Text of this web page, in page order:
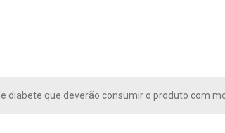
diabete que deverão consumir o produto com